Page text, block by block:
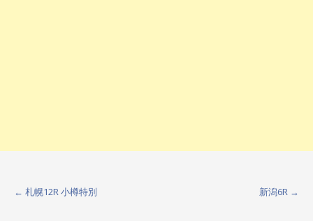
← 札幌12R 小樽特別 新潟6R →